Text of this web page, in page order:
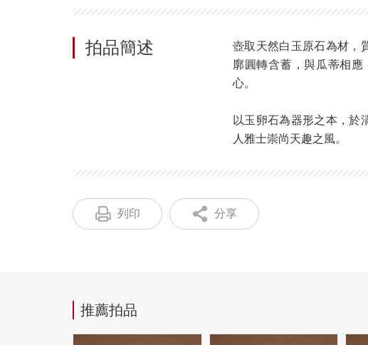
拍品簡述
壺取天然白玉原石為材，
廓圓轉含蓄，與瓜蒂相
心。
以玉卵石為器形之本，於
人雅士崇尚天趣之風。
列印 分享
推薦拍品